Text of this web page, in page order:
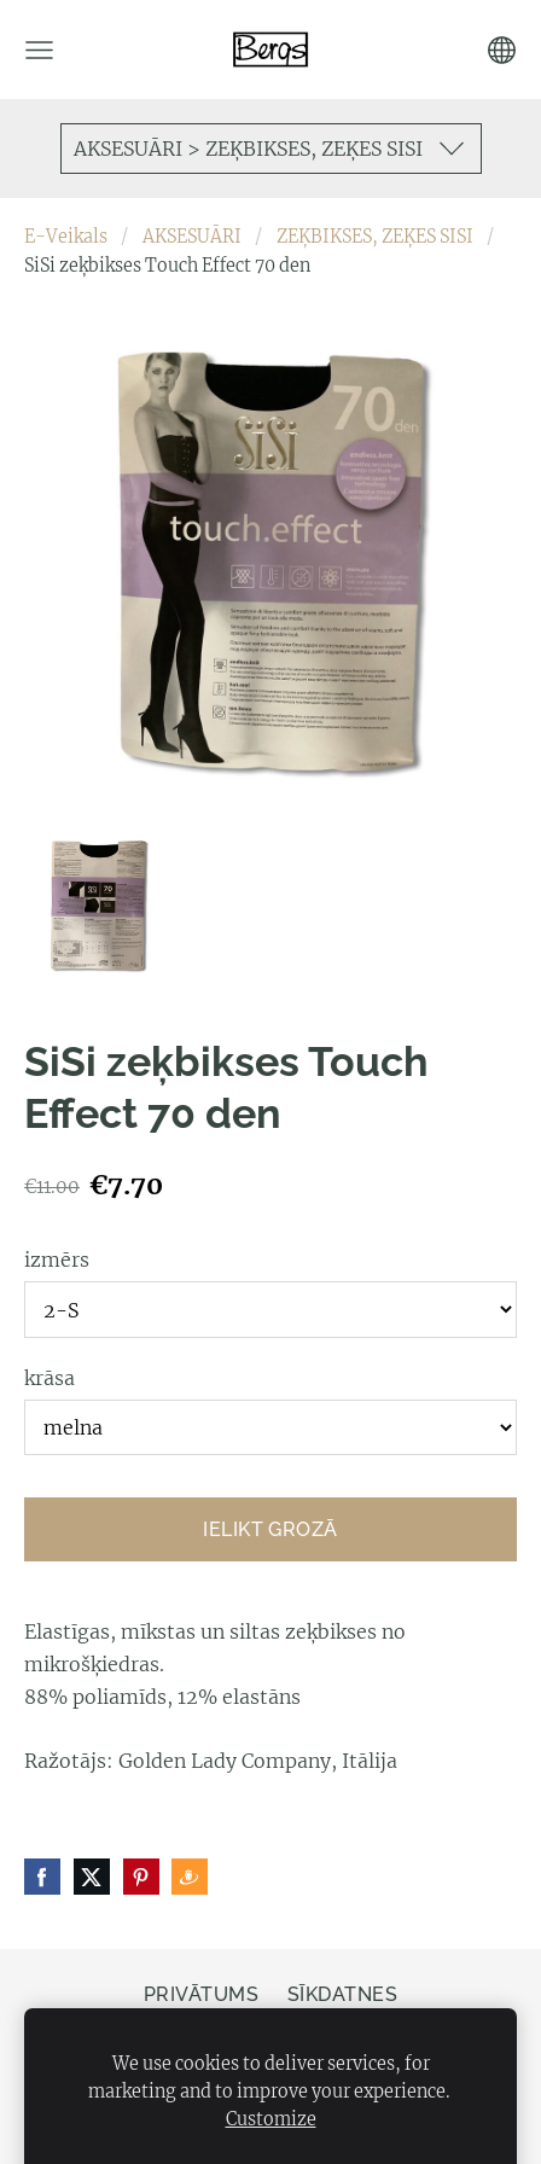
AKSESUĀRI > ZEĶBIKSES, ZEĶES SISI
E-Veikals AKSESUĀRI
ZEĶBIKSES, ZEĶES SISI
SiSi zeķbikses Touch Effect 70 den
SiSi zeķbikses Touch
Effect 70 den
€11.00 €7.70
izmērs
krāsa
IELIKT GROZĀ
Elastīgas, mīkstas un siltas zeķbikses no
mikrošķiedras.
88% poliamīds, 12% elastāns
Ražotājs: Golden Lady Company, Itālija
PRIVĀTUMS SĪKDATNES
Veikals Bergs, Elizabetes iela 20, Rīga, LV-1050
We use cookies to deliver services, for
marketing and to improve your experience.
Customize